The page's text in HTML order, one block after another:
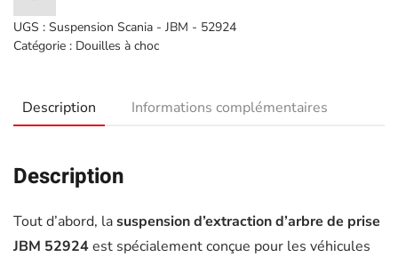
de
Suspension
d'arbre
JBM
-
52924
UGS : Suspension Scania - JBM - 52924
Catégorie : Douilles à choc
Description Informations complémentaires
Description
Tout d’abord, lasuspension d’extraction d’arbre de prise
JBM 52924est spécialement conçue pour les véhicules